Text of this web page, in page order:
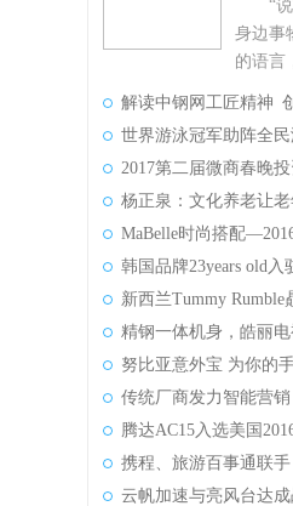
“说
身边事
的语言
解读中钢网工匠精神
2017第二届微商春晚
杨正泉：文化养老让
韩国品牌23years old入
精钢一体机身，皓丽
努比亚意外宝 为你的
腾达AC15入选美国